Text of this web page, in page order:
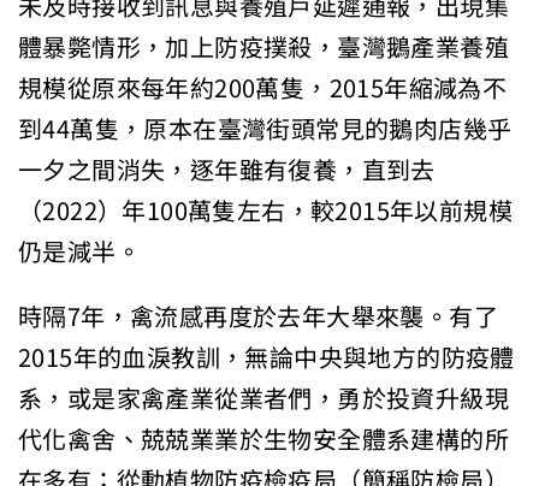
體暴斃情形，加上防疫撲殺，臺灣鵝產業養殖
規模從原來每年約200萬隻，2015年縮減為不
到44萬隻，原本在臺灣街頭常見的鵝肉店幾乎
一夕之間消失，逐年雖有復養，直到去
（2022）年100萬隻左右，較2015年以前規模
仍是減半。
時隔7年，禽流感再度於去年大舉來襲。有了
2015年的血淚教訓，無論中央與地方的防疫體
系，或是家禽產業從業者們，勇於投資升級現
代化禽舍、兢兢業業於生物安全體系建構的所